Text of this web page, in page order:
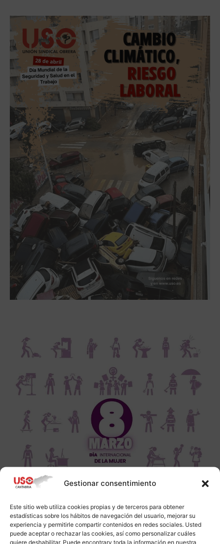
Gestionar consentimiento
Este sitio web utiliza cookies propias y de terceros para obtener
estadísticas sobre los hábitos de navegación del usuario, mejorar su
experiencia y permitirle compartir contenidos en redes sociales. Usted
puede aceptar o rechazar las cookies, así como personalizar cuáles
quiere deshabilitar. Puede encontrarv toda la información en nuestra